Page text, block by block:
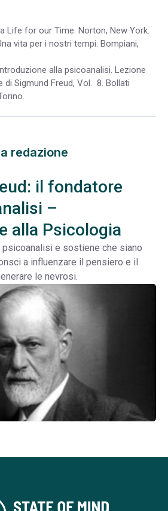
Life for our Time. Norton, New York.
vita per i nostri tempi. Bompiani,
alla psicoanalisi. Lezione
di Sigmund Freud, Vol. 8. Bollati
redazione
il fondatore
–
alla Psicologia
psicoanalisi e sostiene che siano
a influenzare il pensiero e il
le nevrosi.